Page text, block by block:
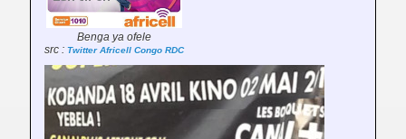
Benga ya ofele
src : Twitter Africell Congo RDC